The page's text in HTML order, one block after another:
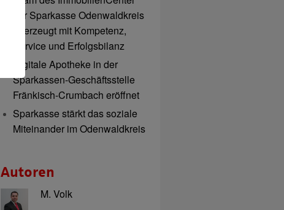
der Sparkasse Odenwaldkreis
überzeugt mit Kompetenz,
Service und Erfolgsbilanz
Digitale Apotheke in der
Sparkassen-Geschäftsstelle
Fränkisch-Crumbach eröffnet
Sparkasse stärkt das soziale
Miteinander im Odenwaldkreis
Autoren
M. Volk